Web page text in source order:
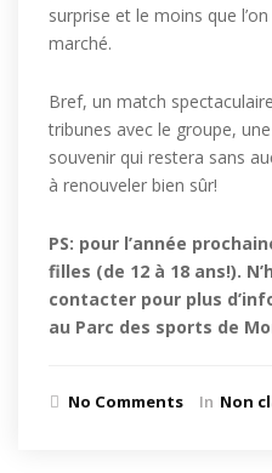
surprise et le moins que
marché.
Bref, un match
tribunes avec le groupe,
souvenir qui restera sans
à renouveler bien sûr!
PS: pour l’année
filles (de 12 à 18 ans!).
contacter pour plus
au Parc des sports de
No Comments In Non